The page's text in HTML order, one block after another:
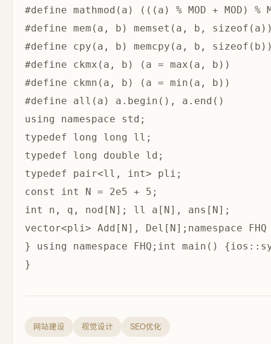
#define mathmod(a) (((a) % MOD + MOD) %
#define mem(a, b) memset(a, b,
#define cpy(a, b) memcpy(a, b,
#define ckmx(a, b) (a = max(a, b))
#define ckmn(a, b) (a = min(a, b))
#define all(a) a.begin(), a.end()
using namespace std;
typedef long long ll;
typedef long double ld;
typedef pair<ll, int> pli;
const int N = 2e5 + 5;
int n, q, nod[N]; ll a[N], ans[N];
vector<pli> Add[N],
} using namespace FHQ;int main()
网站建设 视觉设计 SEO优化